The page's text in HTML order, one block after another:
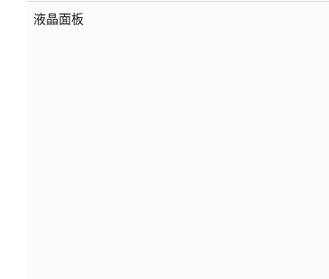
液晶面板